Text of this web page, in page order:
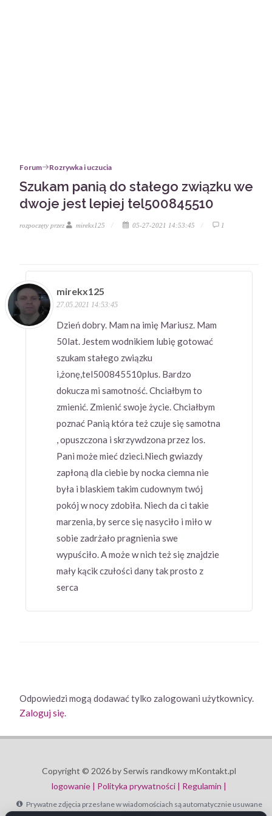
Forum Rozrywka i uczucia
Szukam panią do stałego związku we
dwoje jest lepiej tel500845510
rozpoczęty przez mirekx125 05-27-2021 14:53:45 1
mirekx125
27.05.2021 14:53:45
Dzień dobry. Mam na imię Mariusz. Mam
50lat. Jestem wodnikiem lubię gotować
szukam stałego związku
i,żonę,tel500845510plus. Bardzo
dokucza mi samotność. Chciałbym to
zmienić. Zmienić swoje życie. Chciałbym
poznać Panią która też czuje się samotna
, opuszczona i skrzywdzona przez los.
Pani może mieć dzieci.Niech gwiazdy
zapłoną dla ciebie by nocka ciemna nie
była i blaskiem takim cudownym twój
pokój w nocy zdobiła. Niech da ci takie
marzenia, by serce się nasyciło i miło w
sobie zadrżało pragnienia swe
wypuściło. A może w nich też się znajdzie
mały kącik czułości dany tak prosto z
serca
Odpowiedzi mogą dodawać tylko zalogowani użytkownicy.
Zaloguj się.
Copyright © 2026 by Serwis randkowy mKontakt.pl
logowanie | Polityka prywatności | Regulamin |
Prywatne zdjęcia przesłane w wiadomościach są automatycznie usuwane